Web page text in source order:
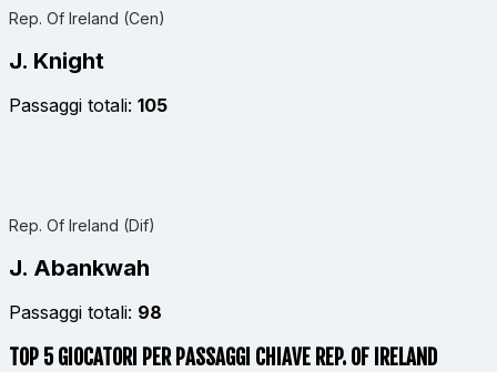
Rep. Of Ireland (Cen)
J. Knight
Passaggi totali: 105
Rep. Of Ireland (Dif)
J. Abankwah
Passaggi totali: 98
TOP 5 GIOCATORI PER PASSAGGI CHIAVE REP. OF IRELAND